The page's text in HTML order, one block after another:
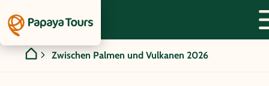
Zwischen Palmen und Vulkanen 2026